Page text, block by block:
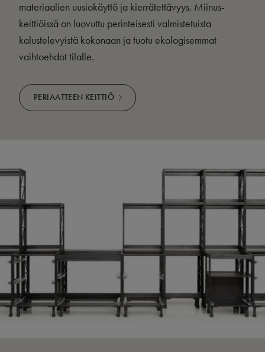
materiaalien uusiokäyttö ja kierrätettävyys. Miinus-
keittiöissä on luovuttu perinteisesti valmistetuista
kalustelevyistä kokonaan ja tuotu ekologisemmat
vaihtoehdot tilalle.
PERIAATTEEN KEITTIÖ